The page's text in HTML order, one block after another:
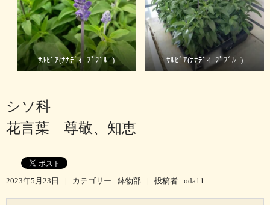
ｻﾙﾋﾞｱ(ﾅﾅﾃﾞｨｰﾌﾟﾌﾞﾙｰ) ｻﾙﾋﾞｱ(ﾅﾅﾃﾞｨｰﾌﾟﾌﾞﾙｰ)
シソ科
花言葉 尊敬、知恵
2023年5月23日 | カテゴリー : 鉢物部 | 投稿者 : oda11